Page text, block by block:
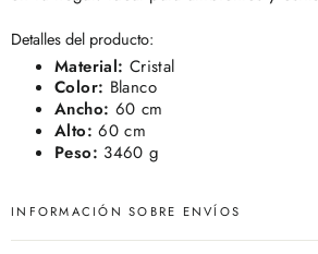
Detalles del producto:
Material: Cristal
Color: Blanco
Ancho: 60 cm
Alto: 60 cm
Peso: 3460 g
INFORMACIÓN SOBRE ENVÍOS